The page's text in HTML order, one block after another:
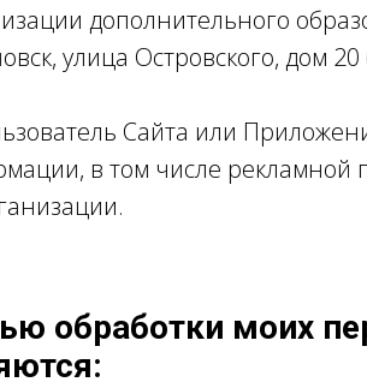
дополнительного
улица Островского, дом
Сайта или
в том числе рекламной
обработки моих